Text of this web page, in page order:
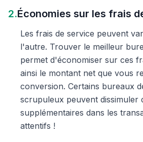
2.Économies sur les frais
Les frais de service peuvent
l'autre. Trouver le meilleur
permet d'économiser sur ces
ainsi le montant net que vous
conversion. Certains bureaux
scrupuleux peuvent dissimuler
supplémentaires dans les
attentifs !